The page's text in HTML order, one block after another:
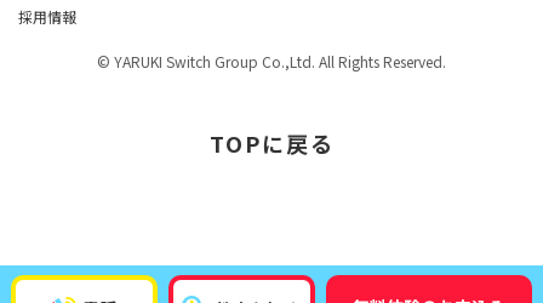
採用情報
© YARUKI Switch Group Co.,Ltd. All Rights Reserved.
TOPに戻る